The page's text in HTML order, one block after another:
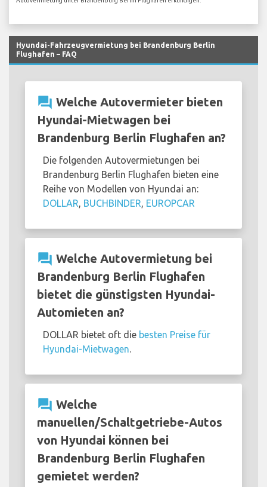
Hyundai-Fahrzeugvermietung bei Brandenburg Berlin
Flughafen – FAQ
question_answer Welche Autovermieter bieten
Hyundai-Mietwagen bei
Brandenburg Berlin Flughafen an?
Die folgenden Autovermietungen bei
Brandenburg Berlin Flughafen bieten eine
Reihe von Modellen von Hyundai an:
DOLLAR BUCHBINDER EUROPCAR
question_answer Welche Autovermietung bei
Brandenburg Berlin Flughafen
bietet die günstigsten Hyundai-
Automieten an?
DOLLAR bietet oft die besten Preise für
Hyundai-Mietwagen
question_answer Welche
manuellen/Schaltgetriebe-Autos
von Hyundai können bei
Brandenburg Berlin Flughafen
gemietet werden?